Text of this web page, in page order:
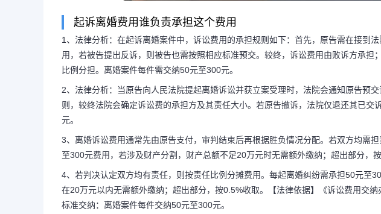
起诉离婚费用谁负责承担这个费用
1、法律分析：在起诉离婚案件中，诉讼费用的承担规则如下：首先，原告需在接到
用，若被告提出反诉，则被告也需按照相应标准预交。较终，诉讼费用由败诉方承担
比例分担。离婚案件每件需交纳50元至300元。
2、法律分析：当原告向人民法院提起离婚诉讼并获立案受理时，法院会通知原告预
则，较终法院会确定诉讼费的承担方及其责任大小。若原告撤诉，法院仅退还其已交
元。
3、离婚诉讼费用通常先由原告支付，审判结束后再根据胜负情况分配。若双方均需
至300元费用，若涉及财产分割，财产总额不足20万元时无需额外缴纳；超出部分，按
4、若判决认定双方均有责任，则按责任比例分摊费用。每起离婚纠纷需承担50元至
在20万元以内无需额外缴纳；超出部分，按0.5%收取。【法律依据】《诉讼费用交
标准交纳：离婚案件每件交纳50元至300元。
长按图片识别二维码阅读更多